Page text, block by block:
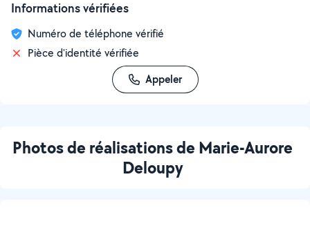
Informations vérifiées
Numéro de téléphone vérifié
Pièce d'identité vérifiée
Appeler
Photos de réalisations de Marie-Aurore
Deloupy